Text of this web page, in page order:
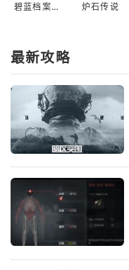
碧蓝档案国际服 炉石传说
最新攻略